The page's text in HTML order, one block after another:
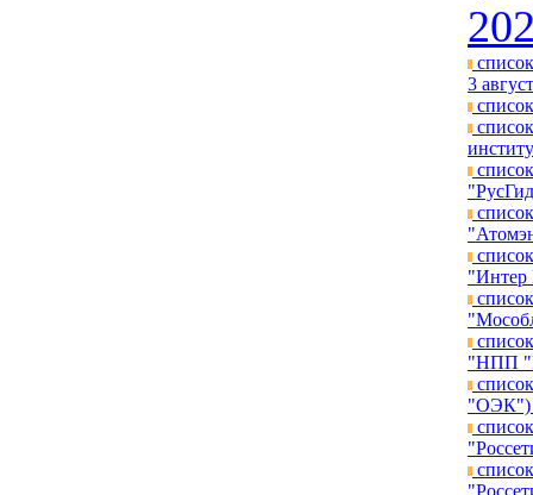
3
"Интер
"НПП
"ОЭК")